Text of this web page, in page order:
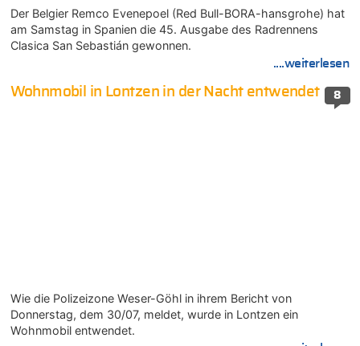
Der Belgier Remco Evenepoel (Red Bull-BORA-hansgrohe) hat
am Samstag in Spanien die 45. Ausgabe des Radrennens
Clasica San Sebastián gewonnen.
....weiterlesen
8
Wohnmobil in Lontzen in der Nacht entwendet
Wie die Polizeizone Weser-Göhl in ihrem Bericht von
Donnerstag, dem 30/07, meldet, wurde in Lontzen ein
Wohnmobil entwendet.